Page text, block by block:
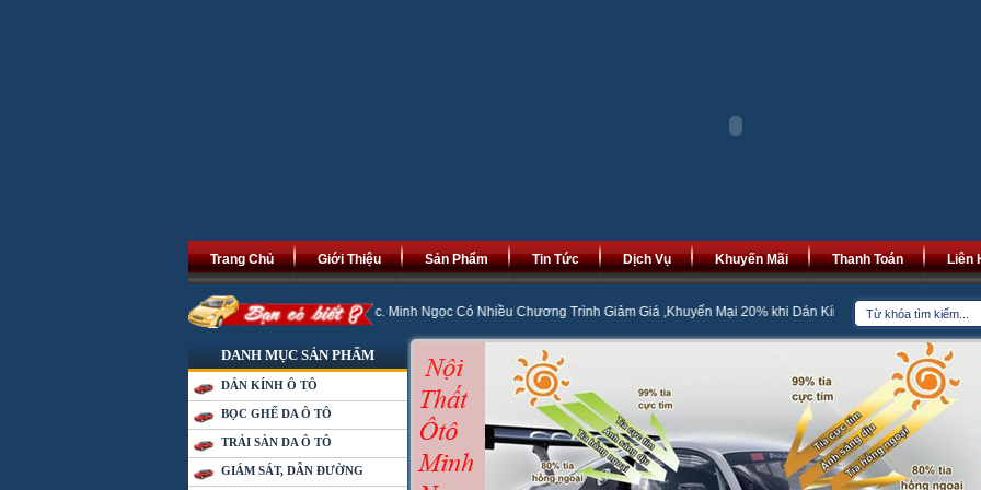
Trang Chủ Giới Thiệu Sản Phẩm Tin Tức Dịch Vụ Khuyến Mãi Thanh Toán Liên
An Khang Thịnh Vượng, Phát Tài Phát Lộc. Minh Ngọc Có Nhiều Chương Trình Giảm Giá ,Khuyến Mại 20% khi Dán Kính Cách Nhiệt Bọc Đệm Ghế Da
DANH MỤC SẢN PHẨM
DÁN KÍNH Ô TÔ
BỌC GHẾ DA Ô TÔ
TRẢI SÀN DA Ô TÔ
GIÁM SÁT, DẪN ĐƯỜNG